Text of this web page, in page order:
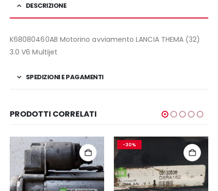
DESCRIZIONE
K68080460AB Motorino avviamento LANCIA THEMA (32)
3.0 V6 Multijet
SPEDIZIONI E PAGAMENTI
PRODOTTI CORRELATI
-30%